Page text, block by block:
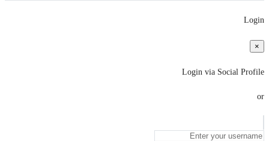
Login
×
Login via Social Profile
or